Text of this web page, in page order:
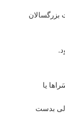
بزرگسالان
در مِهمان‌سَراها یا
بدست